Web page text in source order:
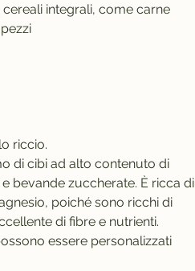
integrali, come carne
riccio.
di cibi ad alto contenuto di
bevande zuccherate. È ricca di
poiché sono ricchi di
di fibre e nutrienti.
essere personalizzati